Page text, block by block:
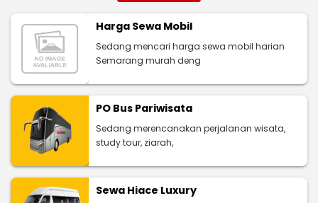
Harga Sewa Mobil
Sedang mencari harga sewa mobil harian
Semarang murah deng
PO Bus Pariwisata
Sedang merencanakan perjalanan wisata,
study tour, ziarah,
Sewa Hiace Luxury